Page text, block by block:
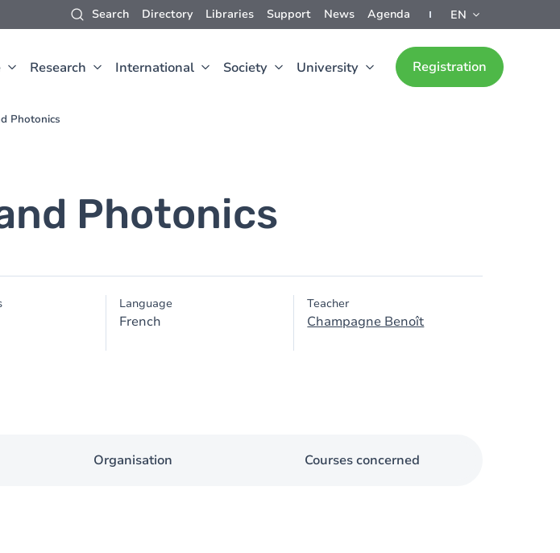
Search Directory Libraries Support News Agenda EN
Research International Society University Registration
Photonics
Photonics
Language
French
Teacher
Champagne Benoît
Organisation Courses concerned